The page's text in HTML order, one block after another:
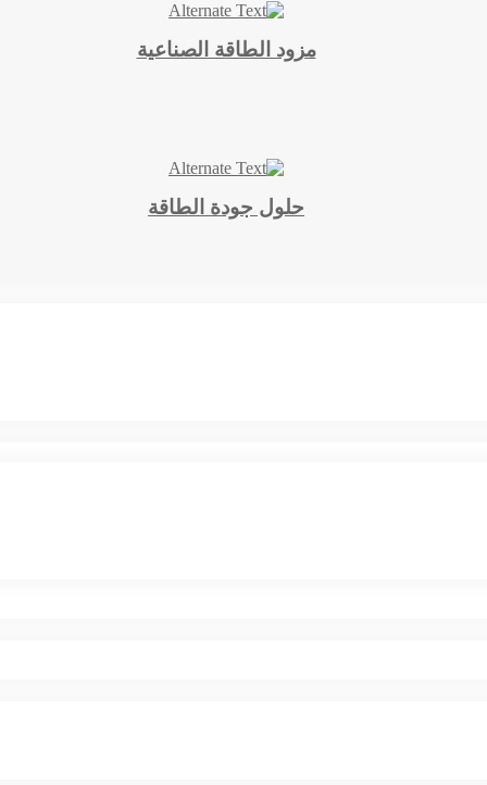
مزود الطاقة الصناعية
حلول جودة الطاقة